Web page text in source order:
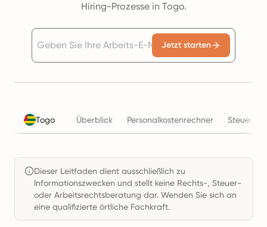
Hiring-Prozesse in Togo.
Jetzt starten
Togo Überblick Personalkostenrechner Steuern
Dieser Leitfaden dient ausschließlich zu
Informationszwecken und stellt keine Rechts-, Steuer-
oder Arbeitsrechtsberatung dar. Wenden Sie sich an
eine qualifizierte örtliche Fachkraft.